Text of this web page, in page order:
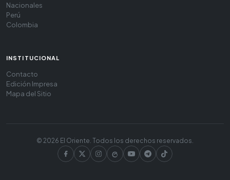
Nacionales
Perú
Colombia
INSTITUCIONAL
Contacto
Edición Impresa
Mapa del Sitio
© 2026 El Oriente. Todos los derechos reservados.